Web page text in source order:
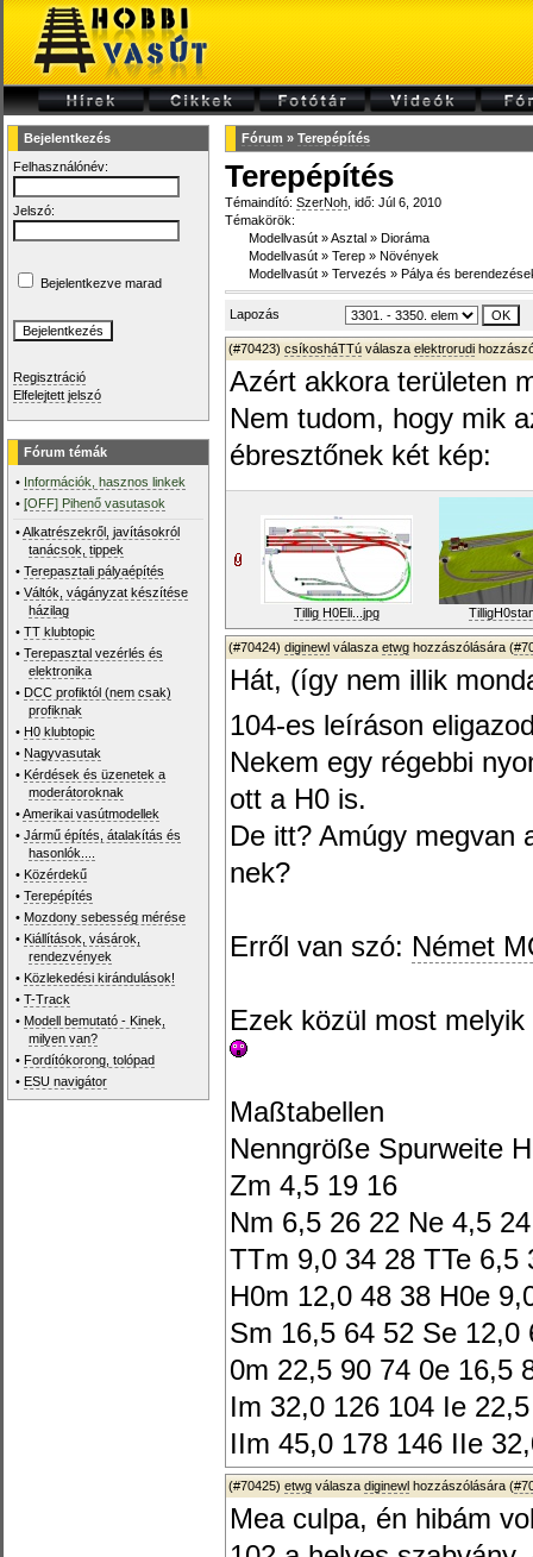
Bejelentkezés
Felhasználónév:
Jelszó:
Bejelentkezve marad
Regisztráció
Elfelejtett jelszó
Fórum témák
• Információk, hasznos linkek
•[OFF] Pihenő vasutasok
•Alkatrészekről, javításokról
tanácsok, tippek
•Terepasztali pályaépítés
•Váltók, vágányzat készítése
házilag
•TT klubtopic
•Terepasztal vezérlés és
elektronika
• DCC profiktól (nem csak)
profiknak
• H0 klubtopic
• Nagyvasutak
• Kérdések és üzenetek a
moderátoroknak
•Amerikai vasútmodellek
•Jármű építés, átalakítás és
hasonlók....
• Közérdekű
•Terepépítés
• Mozdony sebesség mérése
• Kiállítások, vásárok,
rendezvények
• Közlekedési kirándulások!
•T-Track
• Modell bemutató - Kinek,
milyen van?
• Fordítókorong, tolópad
• ESU navigátor
Fórum » Terepépítés
Terepépítés
Témaindító: SzerNoh , idő: Júl 6, 2010
Témakörök:
Modellvasút »Asztal » Dioráma
Modellvasút » Terep » Növények
Modellvasút » Tervezés » Pálya és
Lapozás
(#70423) csíkosháTTú válasza elektrorudi
Azért akkora területen
Nem tudom, hogy mik
ébresztőnek két kép:
Tillig H0Eli...jpg
(#70424) diginewl válasza etwg hozzászólására (
Hát, (így nem illik
104-es leíráson
Nekem egy régebbi
ott a H0 is.
De itt? Amúgy megvan
nek?
Erről van szó: Német
Ezek közül most
Maßtabellen
Nenngröße Spurweite
Zm 4,5 19 16
Nm 6,5 26 22 Ne 4,5
TTm 9,0 34 28 TTe 6,5
H0m 12,0 48 38 H0e
Sm 16,5 64 52 Se 12,0
0m 22,5 90 74 0e 16,5
Im 32,0 126 104 Ie
IIm 45,0 178 146 IIe
(#70425) etwg válasza diginewl hozzászólására (
Mea culpa, én hibám